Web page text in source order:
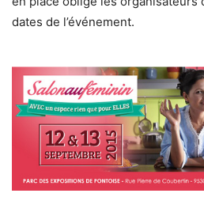
dates de l’événement.